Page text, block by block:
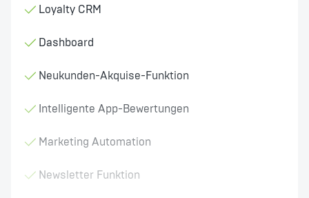
Loyalty CRM
Dashboard
Neukunden-Akquise-Funktion
Intelligente App-Bewertungen
Marketing Automation
Newsletter Funktion